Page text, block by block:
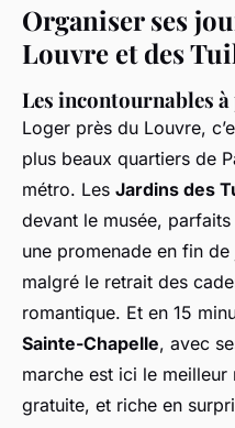
Organiser ses
Louvre et des
Les incontournables
Loger près du Louvre,
plus beaux quartiers de
métro. Les Jardins des
devant le musée,
une promenade en fin
malgré le retrait des
romantique. Et en 15
Sainte-Chapelle, avec
marche est ici le
gratuite, et riche en